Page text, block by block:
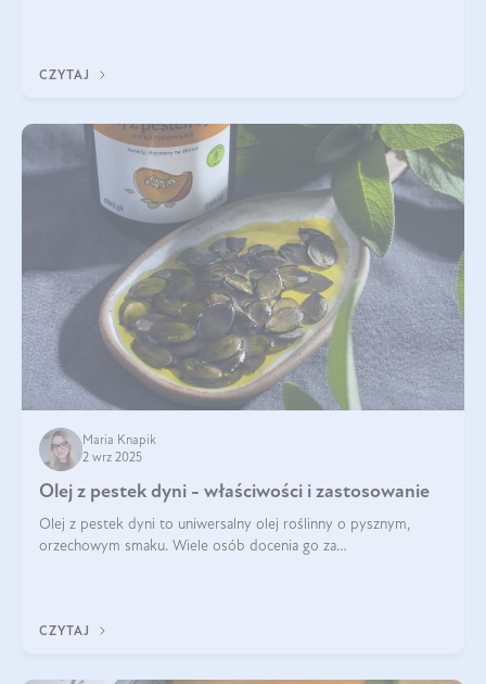
CZYTAJ
Maria Knapik
2 wrz 2025
Olej z pestek dyni - właściwości i zastosowanie
Olej z pestek dyni to uniwersalny olej roślinny o pysznym,
orzechowym smaku. Wiele osób docenia go za
CZYTAJ